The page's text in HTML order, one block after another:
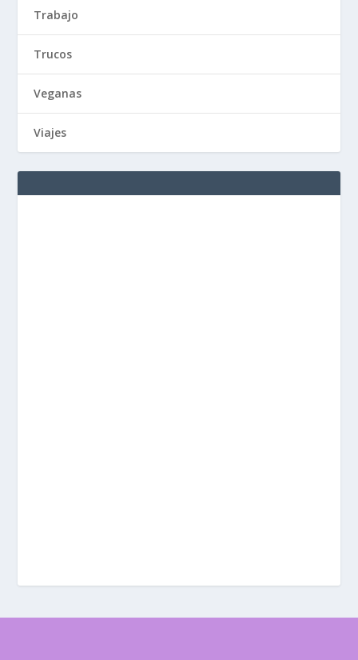
Trabajo
Trucos
Veganas
Viajes